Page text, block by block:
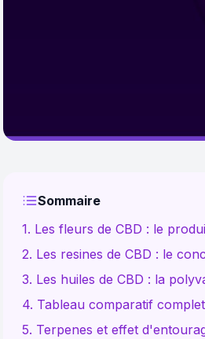
Sommaire
1. Les fleurs de CBD : le
2. Les resines de CBD : le
3. Les huiles de CBD : la
4. Tableau comparatif complet
5. Terpenes et effet